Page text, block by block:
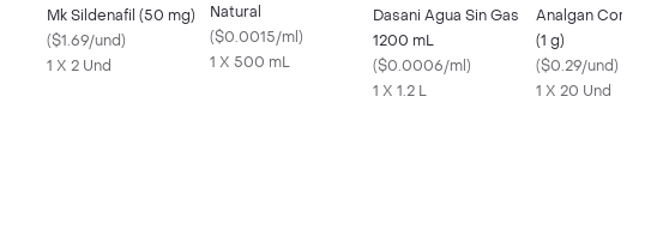
Mk Sildenafil (50 mg)
($1.69/und)
1 X 2 Und
Natural
($0.0015/ml)
1 X 500 mL
Dasani Agua Sin Gas
1200 mL
($0.0006/ml)
1 X 1.2 L
Analgan
(1 g)
($0.29/und)
1 X 20 Und